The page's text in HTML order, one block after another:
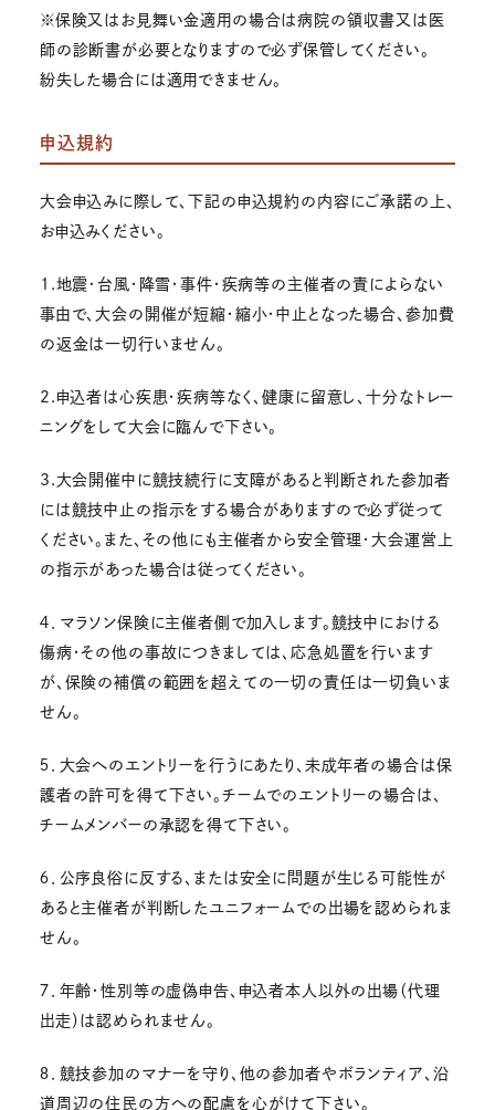
※保険又はお見舞い金適用の場合は病院の領収書又は医
師の診断書が必要となりますので必ず保管してください。
紛失した場合には適用できません。
申込規約
大会申込みに際して、下記の申込規約の内容にご承諾の上、
お申込みください。
1.地震・台風・降雪・事件・疾病等の主催者の責によらない
事由で、大会の開催が短縮・縮小・中止となった場合、参加費
の返金は一切行いません。
2.申込者は心疾患・疾病等なく、健康に留意し、十分なトレー
ニングをして大会に臨んで下さい。
3.大会開催中に競技続行に支障があると判断された参加者
には競技中止の指示をする場合がありますので必ず従って
ください。また、その他にも主催者から安全管理・大会運営上
の指示があった場合は従ってください。
４．マラソン保険に主催者側で加入します。競技中における
傷病・その他の事故につきましては、応急処置を行います
が、保険の補償の範囲を超えての一切の責任は一切負いま
せん。
５．大会へのエントリーを行うにあたり、未成年者の場合は保
護者の許可を得て下さい。チームでのエントリーの場合は、
チームメンバーの承認を得て下さい。
６．公序良俗に反する、または安全に問題が生じる可能性が
あると主催者が判断したユニフォームでの出場を認められま
せん。
７．年齢・性別等の虚偽申告、申込者本人以外の出場（代理
出走）は認められません。
８．競技参加のマナーを守り、他の参加者やボランティア、沿
道周辺の住民の方への配慮を心がけて下さい。